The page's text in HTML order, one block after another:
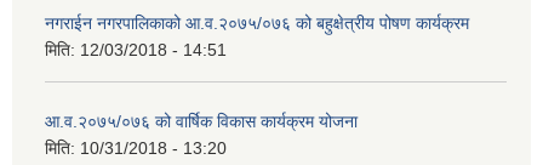
नगराईन नगरपालिकाको आ.व.२०७५/०७६ को बहुक्षेत्रीय पोषण कार्यक्रम
मिति: 12/03/2018 - 14:51
आ.व.२०७५/०७६ को वार्षिक विकास कार्यक्रम योजना
मिति: 10/31/2018 - 13:20